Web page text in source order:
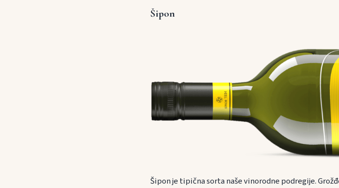
Šipon
Šipon je tipična sorta naše vinorodne podregije.